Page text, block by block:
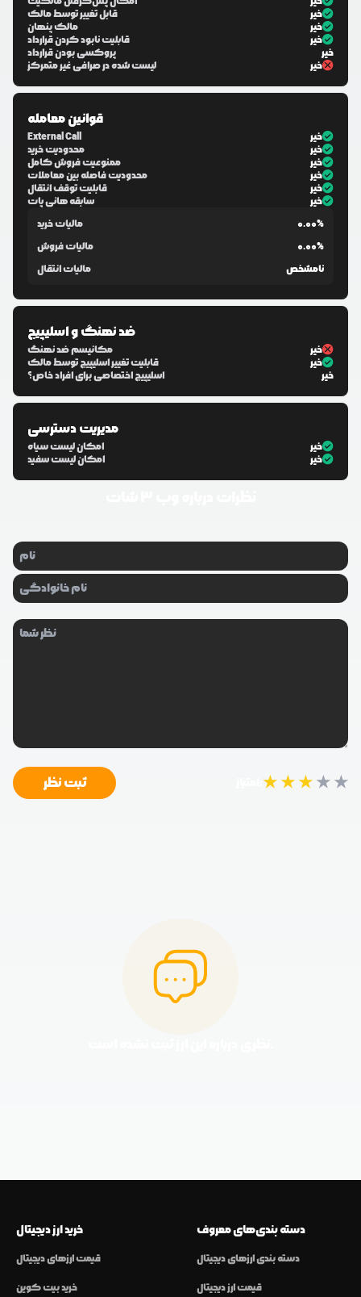
قابل تغییر توسط مالک
خیر
مالک پنهان
خیر
قابلیت نابود کردن قرارداد
خیر
پروکسی بودن قرارداد
خیر
لیست شده در صرافی غیر متمرکز
خیر
قوانین معامله
External Call
خیر
محدودیت خرید
خیر
ممنوعیت فروش کامل
خیر
محدودیت فاصله بین معاملات
خیر
قابلیت توقف انتقال
خیر
سابقه هانی پات
خیر
مالیات خرید
0.00%
مالیات فروش
0.00%
مالیات انتقال
نامشخص
ضد نهنگ و اسلیپیج
مکانیسم ضد نهنگ
خیر
قابلیت تغییر اسلیپیج توسط مالک
خیر
اسلیپیج اختصاصی برای افراد خاص؟
خیر
مدیریت دسترسی
امکان لیست سیاه
خیر
امکان لیست سفید
خیر
★★★★★ ثبت نظر
خرید ارز دیجیتال
قیمت ارزهای دیجیتال
خرید بیت کوین
دسته بندی‌های معروف
دسته بندی ارزهای دیجیتال
قیمت ارز دیجیتال